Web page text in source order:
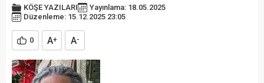
KÖŞE YAZILARI
Yayınlama: 18.05.2025
Düzenleme: 15.12.2025 23:05
0 A+ A-